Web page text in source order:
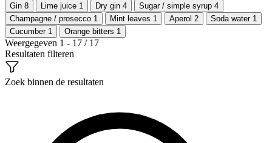
Gin 8 Lime juice 1 Dry gin 4 Sugar / simple syrup 4
Champagne / prosecco 1 Mint leaves 1 Aperol 2 Soda water 1
Cucumber 1 Orange bitters 1
Weergegeven 1 - 17 / 17
Resultaten filteren
Zoek binnen de resultaten